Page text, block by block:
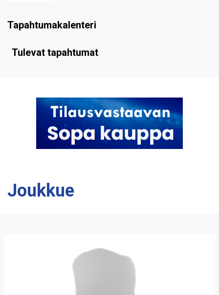
Tapahtumakalenteri
Tulevat tapahtumat
Joukkue